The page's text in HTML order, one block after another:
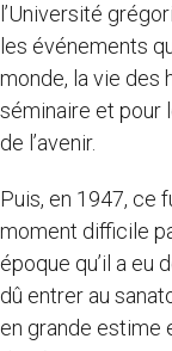
l’Université
les événements
monde, la vie des
séminaire et pour
de l’avenir.
Puis, en 1947, ce
moment difficile
époque qu’il a eu
dû entrer au
en grande estime